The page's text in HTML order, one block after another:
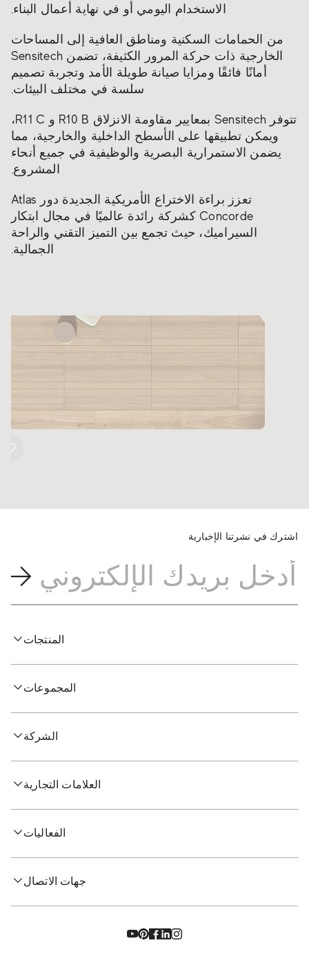
الاستخدام اليومي أو في نهاية أعمال البناء.
من الحمامات السكنية ومناطق العافية إلى المساحات
الخارجية ذات حركة المرور الكثيفة، تضمن Sensitech
أمانًا فائقًا ومزايا صيانة طويلة الأمد وتجربة تصميم
سلسة في مختلف البيئات.
تتوفر Sensitech بمعايير مقاومة الانزلاق R10 B و R11 C،
ويمكن تطبيقها على الأسطح الداخلية والخارجية، مما
يضمن الاستمرارية البصرية والوظيفية في جميع أنحاء
المشروع.
تعزز براءة الاختراع الأمريكية الجديدة دور Atlas
Concorde كشركة رائدة عالميًا في مجال ابتكار
السيراميك، حيث تجمع بين التميز التقني والراحة
الجمالية.
اشترك في نشرتنا الإخبارية
المنتجات
المجموعات
الشركة
العلامات التجارية
الفعاليات
جهات الاتصال